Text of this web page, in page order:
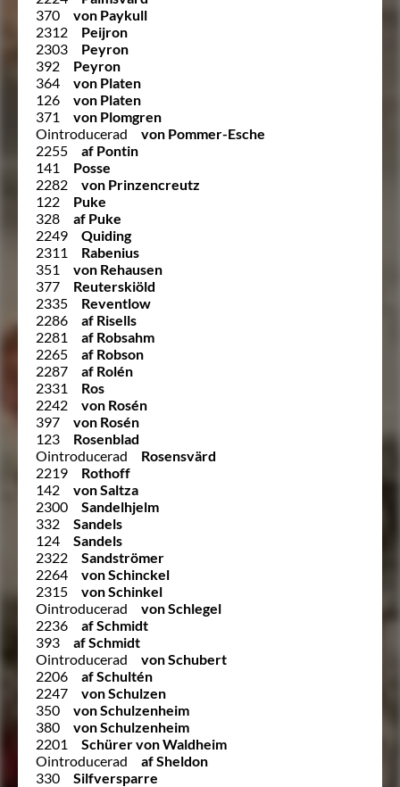
370
von Paykull
2312
Peijron
2303
Peyron
392
Peyron
364
von Platen
126
von Platen
371
von Plomgren
Ointroducerad
von Pommer-Esche
2255
af Pontin
141
Posse
2282
von Prinzencreutz
122
Puke
328
af Puke
2249
Quiding
2311
Rabenius
351
von Rehausen
377
Reuterskiöld
2335
Reventlow
2286
af Risells
2281
af Robsahm
2265
af Robson
2287
af Rolén
2331
Ros
2242
von Rosén
397
von Rosén
123
Rosenblad
Ointroducerad
Rosensvärd
2219
Rothoff
142
von Saltza
2300
Sandelhjelm
332
Sandels
124
Sandels
2322
Sandströmer
2264
von Schinckel
2315
von Schinkel
Ointroducerad
von Schlegel
2236
af Schmidt
393
af Schmidt
Ointroducerad
von Schubert
2206
af Schultén
2247
von Schulzen
350
von Schulzenheim
380
von Schulzenheim
2201
Schürer von Waldheim
Ointroducerad
af Sheldon
330
Silfversparre